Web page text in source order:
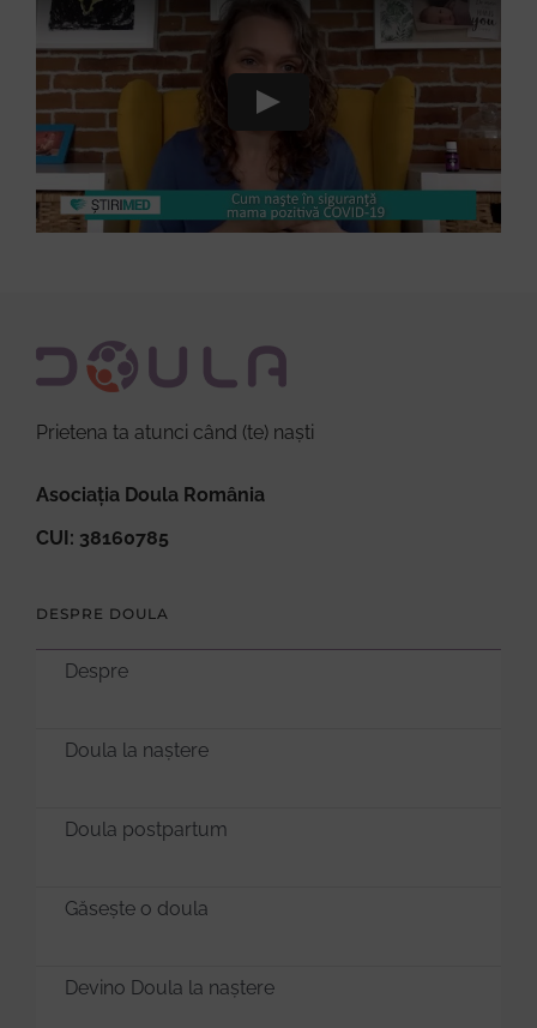
Prietena ta atunci când (te) naști
Asociația Doula România
CUI: 38160785
DESPRE DOULA
Despre
Doula la naștere
Doula postpartum
Găsește o doula
Devino Doula la naștere